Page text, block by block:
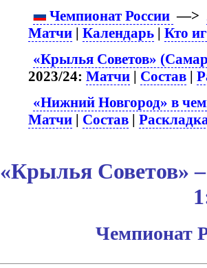
Чемпионат России —>
Матчи |Календарь |Кто
«Крылья Советов»
2023/24:Матчи | Состав |
«Нижний Новгород» в
Матчи | Состав |
«Крылья Советов»
Чемпионат